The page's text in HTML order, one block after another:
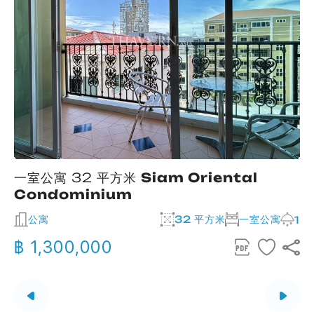
一室公寓 32 平方米 Siam Oriental
Condominium
公寓 32 平方米 一室公寓 1
฿ 1,300,000